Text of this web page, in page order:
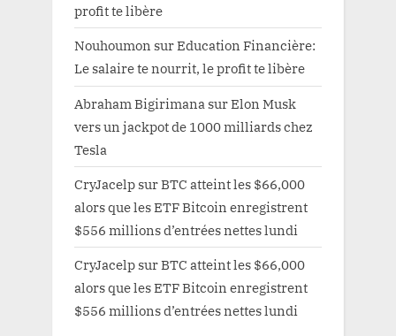
profit te libère
Nouhoumon surEducation Financière:
Le salaire te nourrit, le profit te libère
Abraham Bigirimana surElon Musk
vers un jackpot de 1000 milliards chez
Tesla
CryJacelp surBTC atteint les $66,000
alors que les ETF Bitcoin enregistrent
$556 millions d’entrées nettes lundi
CryJacelp surBTC atteint les $66,000
alors que les ETF Bitcoin enregistrent
$556 millions d’entrées nettes lundi